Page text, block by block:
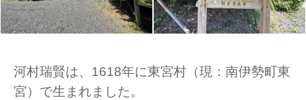
河村瑞賢は、1618年に東宮村（現：南伊勢町東
宮）で生まれました。